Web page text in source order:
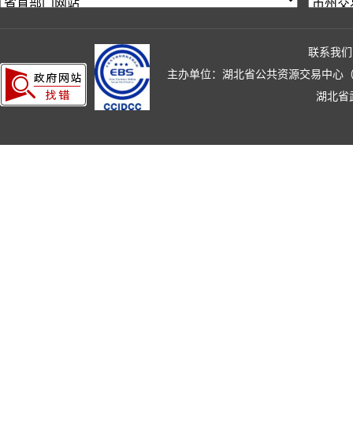
联系我们
主办单位：湖北省公共资源交易中心
湖北省